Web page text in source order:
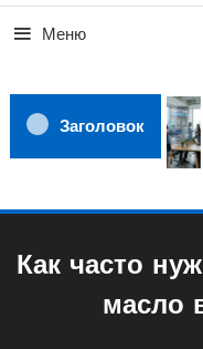
Меню
Заголовок
Как часто
масло